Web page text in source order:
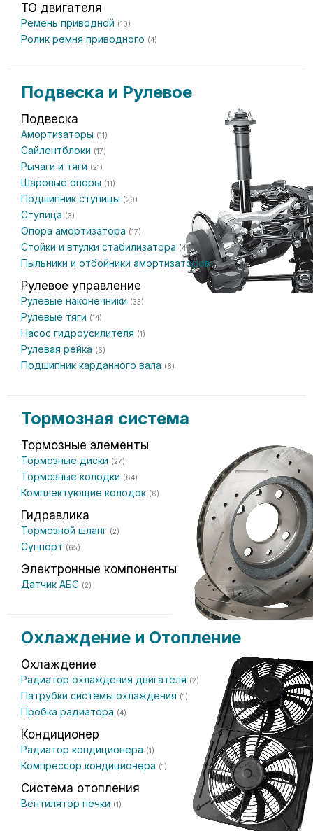
ТО двигателя
Ремень приводной (10)
Ролик ремня приводного (4)
Подвеска и Рулевое
Подвеска
Амортизаторы (11)
Сайлентблоки (17)
Рычаги и тяги (21)
Шаровые опоры (11)
Подшипник ступицы (29)
Ступица (3)
Опора амортизатора (17)
Стойки и втулки стабилизатора (46)
Пыльники и отбойники амортизаторов(5)
Рулевое управление
Рулевые наконечники (33)
Рулевые тяги (14)
Насос гидроусилителя (1)
Рулевая рейка (6)
Подшипник карданного вала (6)
Тормозная система
Тормозные элементы
Тормозные диски (27)
Тормозные колодки (64)
Комплектующие колодок (6)
Гидравлика
Тормозной шланг (2)
Суппорт (65)
Электронные компоненты
Датчик АБС (2)
Охлаждение и Отопление
Охлаждение
Радиатор охлаждения двигателя (2)
Патрубки системы охлаждения (1)
Пробка радиатора (4)
Кондиционер
Радиатор кондиционера (1)
Компрессор кондиционера (1)
Система отопления
Вентилятор печки (1)